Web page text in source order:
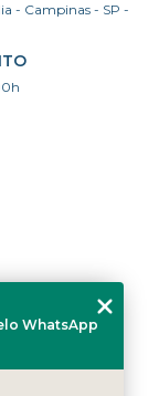
- Campinas - SP -
WhatsApp